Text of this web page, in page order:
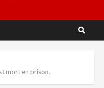
mort en prison.